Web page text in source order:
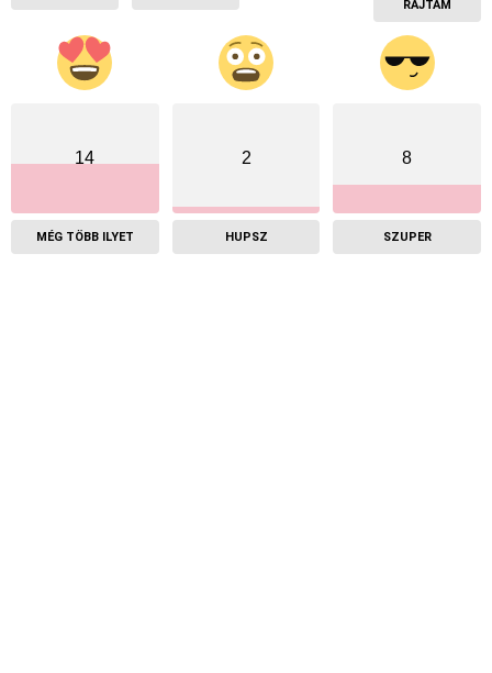
RAJTAM
14
MÉG TÖBB ILYET
2
HUPSZ
8
SZUPER